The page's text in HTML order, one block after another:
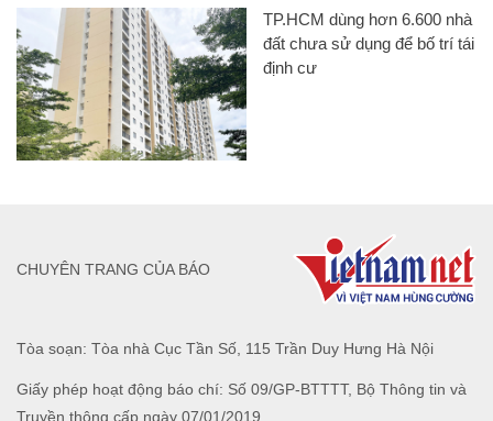
TP.HCM dùng hơn 6.600 nhà
đất chưa sử dụng để bố trí tái
định cư
Tòa soạn: Tòa nhà Cục Tần Số, 115 Trần Duy Hưng Hà Nội
Giấy phép hoạt động báo chí: Số 09/GP-BTTTT, Bộ Thông tin và
Truyền thông cấp ngày 07/01/2019.
CHUYÊN TRANG CỦA BÁO